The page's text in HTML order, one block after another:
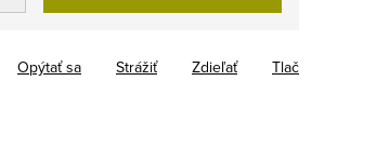
Tlač
Opýtať sa Strážiť Zdieľať